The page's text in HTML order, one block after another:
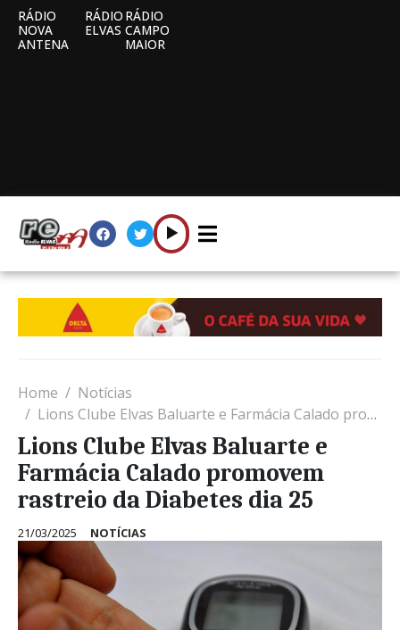
RÁDIO
NOVA
ANTENA
RÁDIO
ELVAS
RÁDIO
CAMPO
MAIOR
Home
Notícias
Lions Clube Elvas Baluarte e Farmácia Calado promovem rastreio da Diabetes dia 25
Lions Clube Elvas Baluarte e
Farmácia Calado promovem
rastreio da Diabetes dia 25
21/03/2025 NOTÍCIAS